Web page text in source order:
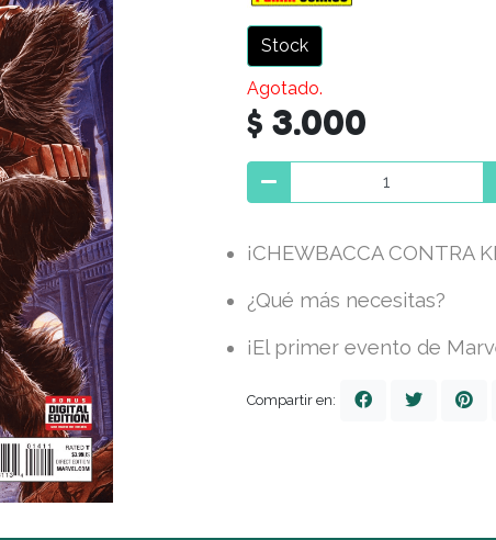
Stock
Agotado.
$ 3.000
¡CHEWBACCA CONTRA
¿Qué más necesitas?
¡El primer evento de
Compartir en: